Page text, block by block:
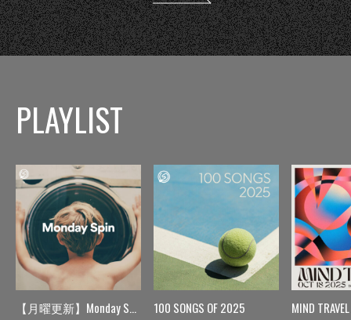
PLAYLIST
【月曜更新】Monday Spin 100 SONGS OF 2025 MIND TRAVEL